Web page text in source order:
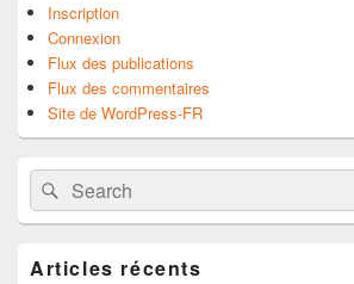
Inscription
Connexion
Flux des publications
Flux des commentaires
Site de WordPress-FR
Search
for:
Search
Articles récents